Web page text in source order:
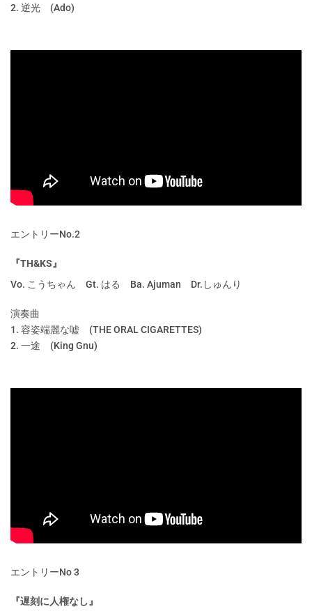
2. 逆光 (Ado)
エントリーNo.2
『TH&KS』
Vo. こうちゃん Gt. はる Ba. Ajuman Dr.しゅんり
演奏曲
1. 容姿端麗な嘘 (THE ORAL CIGARETTES)
2. 一途 (King Gnu)
エントリーNo 3
『遅刻に人権なし』